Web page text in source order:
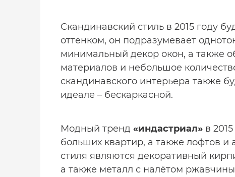
Скандинавский стиль в 2015 году
оттенком, он подразумевает
минимальный декор окон, а также
материалов и небольшое
скандинавского интерьера также
идеале – бескаркасной.
Модный тренд «индастриал» в
больших квартир, а также лофтов и
стиля являются декоративный
а также металл с налётом